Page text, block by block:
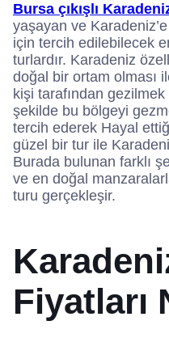
Bursa çıkışlı
yaşayan ve
için tercih edilebilecek
turlardır. Karadeniz
doğal bir ortam olması
kişi tarafından
şekilde bu bölgeyi
tercih ederek Hayal
güzel bir tur ile
Burada bulunan farklı
ve en doğal
turu gerçekleşir.
Fiyatları